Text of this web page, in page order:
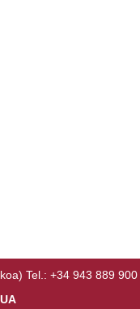
Tel.: +34 943 889